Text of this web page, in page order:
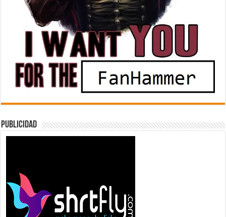
Publicidad